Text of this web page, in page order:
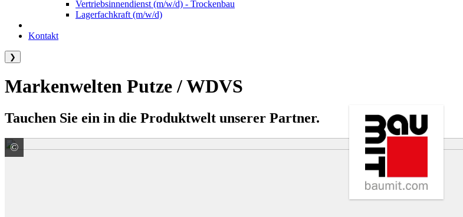
Vertriebsinnendienst (m/w/d) - Trockenbau
Lagerfachkraft (m/w/d)
Kontakt
❯
Markenwelten Putze / WDVS
Tauchen Sie ein in die Produktwelt unserer Partner.
© Baumit GmbH